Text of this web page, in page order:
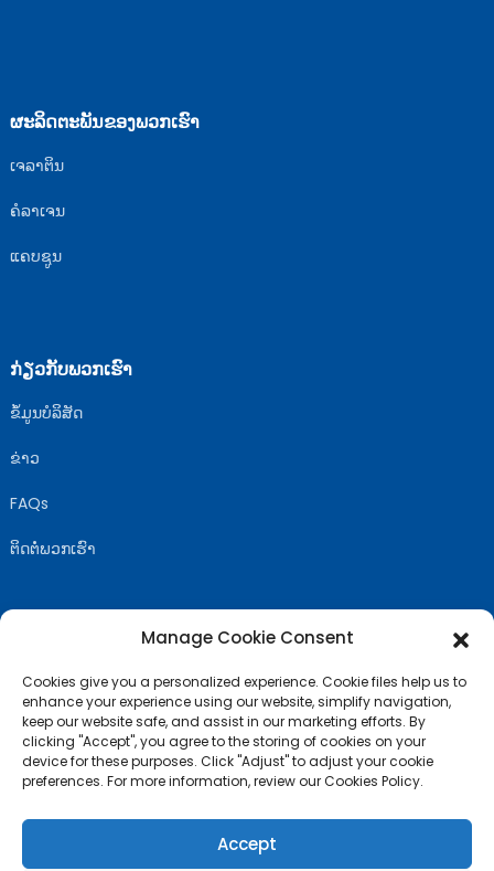
ຜະລິດຕະພັນຂອງພວກເຮົາ
ເຈລາຕິນ
ຄໍລາເຈນ
ແຄບຊູນ
ກ່ຽວກັບພວກເຮົາ
ຂໍ້ມູນບໍລິສັດ
ຂ່າວ
FAQs
ຕິດຕໍ່ພວກເຮົາ
Manage Cookie Consent
Cookies give you a personalized experience. Cookie files help us to
enhance your experience using our website, simplify navigation,
keep our website safe, and assist in our marketing efforts. By
clicking "Accept", you agree to the storing of cookies on your
device for these purposes. Click "Adjust" to adjust your cookie
preferences. For more information, review our Cookies Policy.
Accept